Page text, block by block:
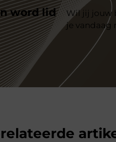
word lid
Wil jij jouw
je vandaag